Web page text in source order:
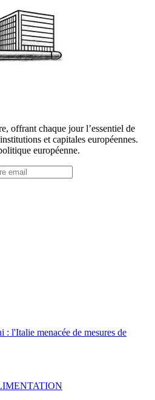
offrant chaque jour l’essentiel de
et capitales européennes.
européenne.
: l'Italie menacée de mesures de